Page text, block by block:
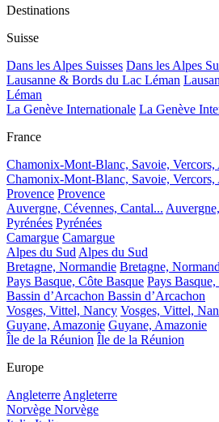
Destinations
Suisse
Dans les Alpes Suisses Dans les Alpes
Lausanne & Bords du Lac Léman
Léman
La Genève Internationale La Genève
France
Chamonix-Mont-Blanc, Savoie, Vercors,
Chamonix-Mont-Blanc, Savoie, Vercors,
Provence Provence
Auvergne, Cévennes, Cantal...
Pyrénées Pyrénées
Camargue Camargue
Alpes du Sud Alpes du Sud
Bretagne, Normandie Bretagne,
Pays Basque, Côte Basque Pays
Bassin d’Arcachon Bassin d’Arcachon
Vosges, Vittel, Nancy Vosges, Vittel,
Guyane, Amazonie Guyane, Amazonie
Île de la Réunion Île de la Réunion
Europe
Angleterre Angleterre
Norvège Norvège